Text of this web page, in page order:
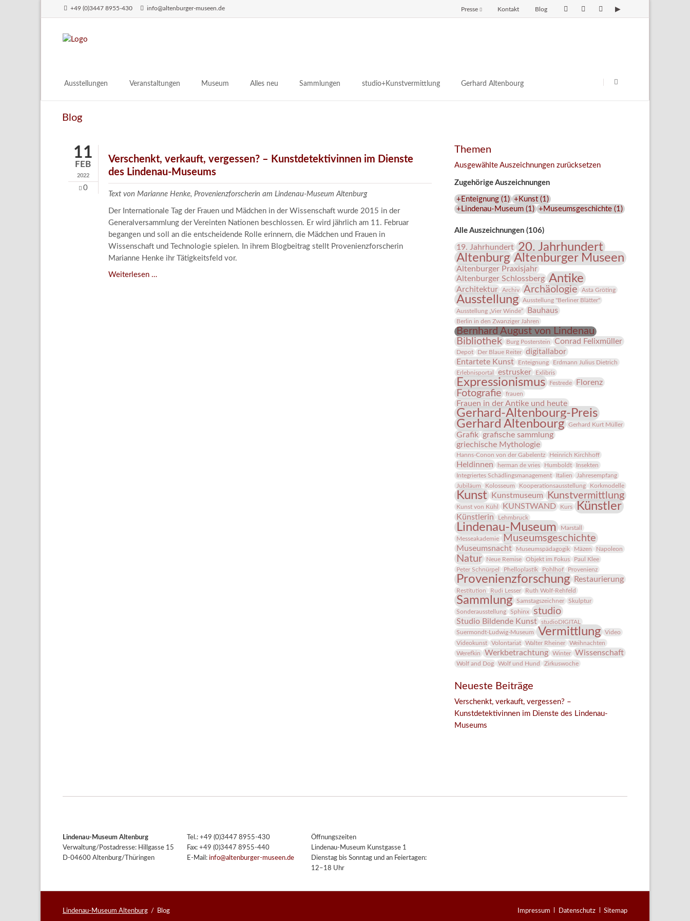
+49 (0)3447 8955-430 info@altenburger-museen.de Blog
Kontakt
Presse
Ausstellungen
Aktuell
Veranstaltungen Museum
Digitales
Team
Publikationen
Aktuelle Publikationen
Bestandskataloge & Editionen
Alles neu
Länderübergreifende kulturtouristische Ziele
Sammlungen
Malerei 17.–19. Jh.
Restaurierung
Forschung
studio+Kunstvermittlung
Angebote für Erwachsene
Gerhard Altenbourg
Blog
11
FEB
2022
0
Verschenkt, verkauft, vergessen? – Kunstdetektivinnen im Dienste
des Lindenau-Museums
Text von Marianne Henke, Provenienzforscherin am Lindenau-Museum Altenburg
Der Internationale Tag der Frauen und Mädchen in der Wissenschaft wurde 2015 in der
Generalversammlung der Vereinten Nationen beschlossen. Er wird jährlich am 11. Februar
begangen und soll an die entscheidende Rolle erinnern, die Mädchen und Frauen in
Wissenschaft und Technologie spielen. In ihrem Blogbeitrag stellt Provenienzforscherin
Marianne Henke ihr Tätigkeitsfeld vor.
Weiterlesen …Verschenkt,
Themen
Ausgewählte Auszeichnungen zurücksetzen
Zugehörige Auszeichnungen
+Enteignung(1 ) +Kunst(1 )
+Lindenau-Museum(1 ) +Museumsgeschichte(1 )
Alle Auszeichnungen (106)
19. Jahrhundert 20. Jahrhundert
Altenburg Altenburger Museen
Altenburger Praxisjahr
Altenburger Schlossberg Antike
Architektur Archiv Archäologie Asta Gröting
Ausstellung
Ausstellung "Berliner Blätter"
Ausstellung „Vier Winde“
Bauhaus
Berlin in den Zwanziger Jahren
Bernhard August von Lindenau
Bibliothek
Burg Posterstein Conrad Felixmüller
Depot Der Blaue Reiter
digitallabor
Entartete Kunst
Enteignung
Erdmann Julius Dietrich
Erlebnisportal
estrusker Exlibris
Expressionismus Festrede Florenz
Fotografie frauen
Frauen in der Antike und heute
Gerhard-Altenbourg-Preis
Gerhard Altenbourg
Gerhard Kurt Müller
Grafik grafische sammlung
griechische Mythologie
Hanns-Conon von der Gabelentz Heinrich Kirchhoff
Heldinnen herman de vries Humboldt
Insekten
Integriertes Schädlingsmanagement
Italien
Jahresempfang
Jubiläum
Kolosseum Kooperationsausstellung Korkmodelle
Kunst Kunstmuseum Kunstvermittlung
Kunst von Kühl KUNSTWAND Kurs Künstler
Künstlerin Lehmbruck
Lindenau-Museum
Marstall
Messeakademie
Museumsgeschichte
Museumsnacht Museumspädagogik Mäzen Napoleon
Natur Neue Remise Objekt im Fokus
Paul Klee
Peter Schnürpel
Phelloplastik Pohlhof Provenienz
Provenienzforschung Restaurierung
Restitution Rudi Lesser Ruth Wolf-Rehfeld
Sammlung Samstagszeichner
Skulptur
Sonderausstellung
Sphinx studio
Studio Bildende Kunst
studioDIGITAL
Suermondt-Ludwig-Museum
Vermittlung
Video
Videokunst
Volontariat Walter Rheiner
Weihnachten
Werefkin
Werkbetrachtung Winter Wissenschaft
Wolf and Dog Wolf und Hund Zirkuswoche
Neueste Beiträge
Verschenkt, verkauft, vergessen? –
Kunstdetektivinnen im Dienste des Lindenau-
Museums
Lindenau-Museum Altenburg
Verwaltung/Postadresse: Hillgasse 15
D-04600 Altenburg/Thüringen
Tel.: +49 (0)3447 8955-430
Fax: +49 (0)3447 8955-440
E-Mail: info@altenburger-museen.de
Öffnungszeiten
Lindenau-Museum Kunstgasse 1
Dienstag bis Sonntag und an Feiertagen:
12–18 Uhr
Lindenau-Museum Altenburg Blog
Navigation
Impressum Datenschutz Sitemap